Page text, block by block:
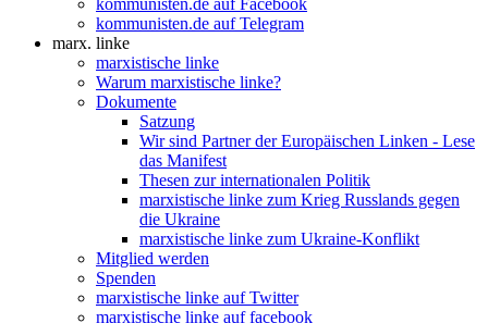
kommunisten.de auf Telegram
marx. linke
marxistische linke
Warum marxistische linke?
Dokumente
Satzung
Wir sind Partner der Europäischen Linken - Lese
das Manifest
Thesen zur internationalen Politik
marxistische linke zum Krieg Russlands gegen
die Ukraine
marxistische linke zum Ukraine-Konflikt
Mitglied werden
Spenden
marxistische linke auf Twitter
marxistische linke auf facebook